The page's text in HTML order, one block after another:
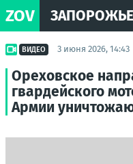
ZOV ЗАПОРОЖЬЕ
ВИДЕО 3 июня 2026, 14:43
Ореховское
гвардейского
Армии